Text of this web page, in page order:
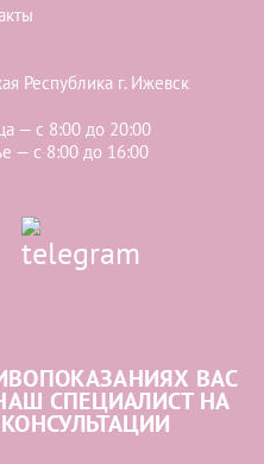
Республика г. Ижевск
— с 8:00 до 20:00
— с 8:00 до 16:00
ВАС
СПЕЦИАЛИСТ НА